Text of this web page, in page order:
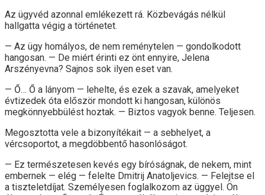
Az ügyvéd azonnal emlékezett rá. Közbevágás nélkül
hallgatta végig a történetet.
— Az ügy homályos, de nem reménytelen — gondolkodott
hangosan. — De miért érinti ez önt ennyire, Jelena
Arszényevna? Sajnos sok ilyen eset van.
— Ő… Ő a lányom — lehelte, és ezek a szavak, amelyeket
évtizedek óta először mondott ki hangosan, különös
megkönnyebbülést hoztak. — Biztos vagyok benne. Teljesen.
Megosztotta vele a bizonyítékait — a sebhelyet, a
vércsoportot, a megdöbbentő hasonlóságot.
— Ez természetesen kevés egy bíróságnak, de nekem, mint
embernek — elég — felelte Dmitrij Anatoljevics. — Felejtse el
a tiszteletdíjat. Személyesen foglalkozom az üggyel. Ön